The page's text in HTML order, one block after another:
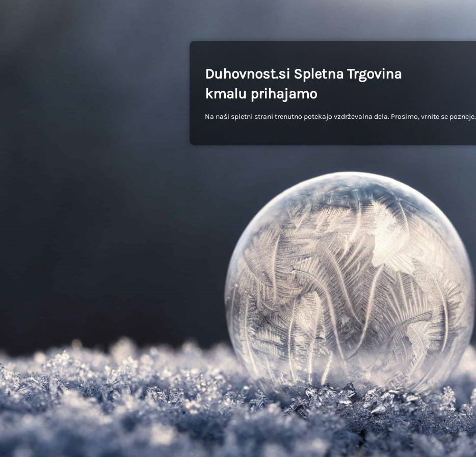
Duhovnost.si Spletna Trgovina
kmalu prihajamo
Na naši spletni strani trenutno potekajo vzdrževalna dela. Prosimo, vrnite se pozneje.